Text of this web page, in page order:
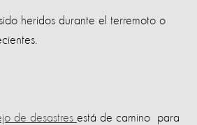
heridos durante el terremoto o
de desastres está de camino para